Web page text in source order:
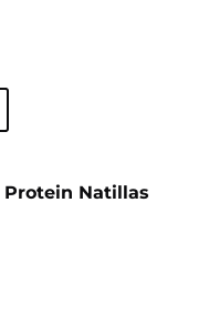
Protein Natillas